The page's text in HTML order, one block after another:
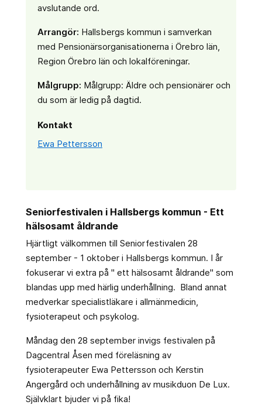
avslutande ord.
Arrangör: Hallsbergs kommun i samverkan
med Pensionärsorganisationerna i Örebro län,
Region Örebro län och lokalföreningar.
Målgrupp: Målgrupp: Äldre och pensionärer och
du som är ledig på dagtid.
Kontakt
Ewa Pettersson
Seniorfestivalen i Hallsbergs kommun - Ett
hälsosamt åldrande
Hjärtligt välkommen till Seniorfestivalen 28
september - 1 oktober i Hallsbergs kommun. I år
fokuserar vi extra på " ett hälsosamt åldrande" som
blandas upp med härlig underhållning. Bland annat
medverkar specialistläkare i allmänmedicin,
fysioterapeut och psykolog.
Måndag den 28 september invigs festivalen på
Dagcentral Åsen med föreläsning av
fysioterapeuter Ewa Pettersson och Kerstin
Angergård och underhållning av musikduon De Lux.
Självklart bjuder vi på fika!